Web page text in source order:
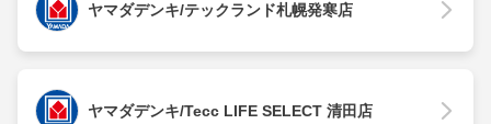
ヤマダデンキ/テックランド札幌発寒店
ヤマダデンキ/Tecc LIFE SELECT 清田店